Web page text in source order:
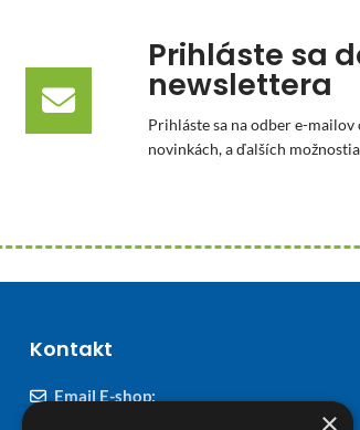
Prihláste sa
newslettera
Prihláste sa na odber e-
novinkách, a ďalších
Kontakt
Email E-shop: